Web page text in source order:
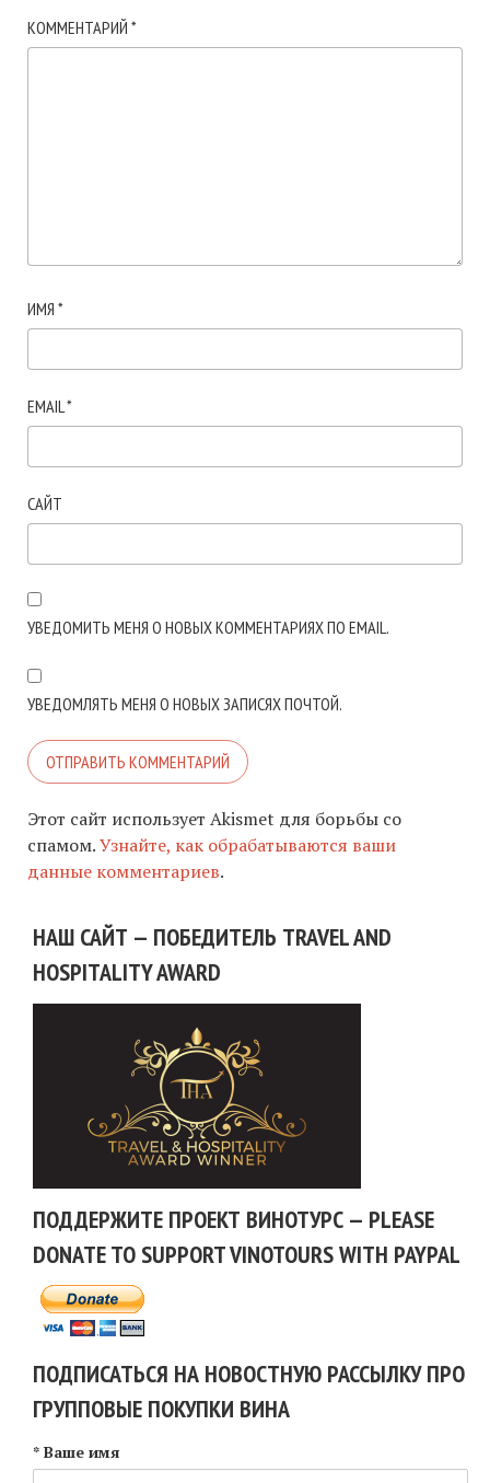
КОММЕНТАРИЙ *
ИМЯ *
EMAIL*
САЙТ
УВЕДОМИТЬ МЕНЯ О НОВЫХ КОММЕНТАРИЯХ ПО EMAIL.
УВЕДОМЛЯТЬ МЕНЯ О НОВЫХ ЗАПИСЯХ ПОЧТОЙ.
Этот сайт использует Akismet для борьбы со
спамом.Узнайте, как обрабатываются ваши
данные комментариев.
НАШ САЙТ — ПОБЕДИТЕЛЬ TRAVEL AND
HOSPITALITY AWARD
ПОДДЕРЖИТЕ ПРОЕКТ ВИНОТУРС — PLEASE
DONATE TO SUPPORT VINOTOURS WITH PAYPAL
ПОДПИСАТЬСЯ НА НОВОСТНУЮ РАССЫЛКУ ПРО
ГРУППОВЫЕ ПОКУПКИ ВИНА
* Ваше имя